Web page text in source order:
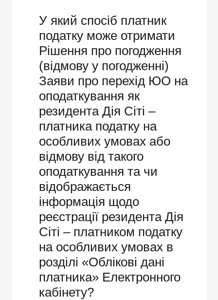
У який спосіб платник
податку може отримати
Рішення про погодження
(відмову у погодженні)
Заяви про перехід ЮО на
оподаткування як
резидента Дія Сіті –
платника податку на
особливих умовах або
відмову від такого
оподаткування та чи
відображається
інформація щодо
реєстрації резидента Дія
Сіті – платником податку
на особливих умовах в
розділі «Облікові дані
платника» Електронного
кабінету?